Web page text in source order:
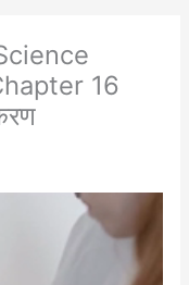
16